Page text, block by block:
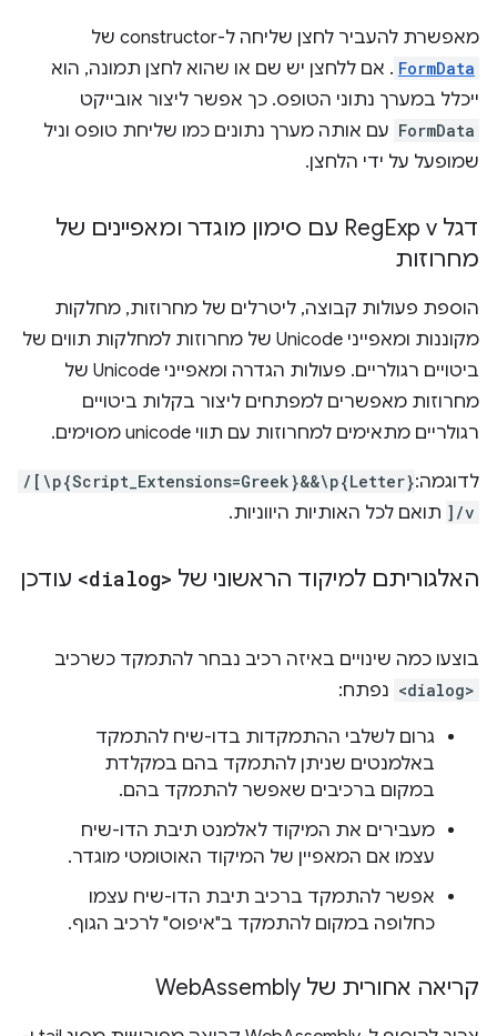
מאפשרת להעביר לחצן שליחה ל-constructor של
FormData . אם ללחצן יש שם או שהוא לחצן תמונה, הוא
ייכלל במערך נתוני הטופס. כך אפשר ליצור אובייקט
FormData עם אותה מערך נתונים כמו שליחת טופס וניל
שמופעל על ידי הלחצן.
דגל Reg
Exp v עם סימון מוגדר ומאפיינים של
מחרוזות
הוספת פעולות קבוצה, ליטרלים של מחרוזות, מחלקות
מקוננות ומאפייני Unicode של מחרוזות למחלקות תווים של
ביטויים רגולריים. פעולות הגדרה ומאפייני Unicode של
מחרוזות מאפשרים למפתחים ליצור בקלות ביטויים
רגולריים מתאימים למחרוזות עם תווי unicode מסוימים.
לדוגמה:/[\p{Script_Extensions=Greek}&&\p{Letter}
]/v תואם לכל האותיות היווניות.
האלגוריתם למיקוד הראשוני של <dialog> עודכן
בוצעו כמה שינויים באיזה רכיב נבחר להתמקד כשרכיב
<dialog> נפתח:
גרום לשלבי ההתמקדות בדו-שיח להתמקד
באלמנטים שניתן להתמקד בהם במקלדת
במקום ברכיבים שאפשר להתמקד בהם.
מעבירים את המיקוד לאלמנט תיבת הדו-שיח
עצמו אם המאפיין של המיקוד האוטומטי מוגדר.
אפשר להתמקד ברכיב תיבת הדו-שיח עצמו
כחלופה במקום להתמקד ב"איפוס" לרכיב הגוף.
קריאה אחורית של Web Assembly